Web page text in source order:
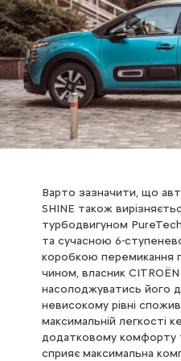
Варто зазначити, що
SHINE також
турбодвигуном
та сучасною 6-
коробкою перемикання
чином, власник
насолоджуватись його
невисокому рівні
максимальній легкості
додатковому комфорту
сприяє максимальна